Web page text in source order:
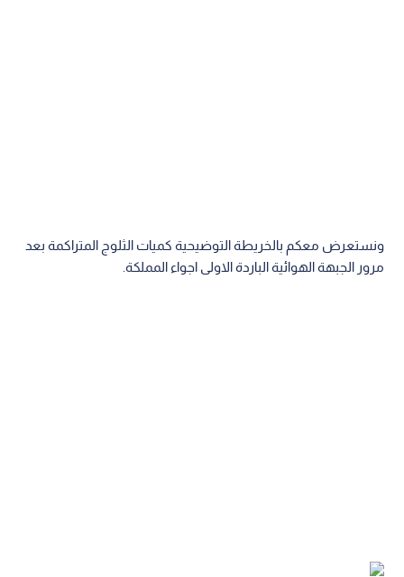
ونستعرض معكم بالخريطة التوضيحية كميات الثلوج المتراكمة بعد
مرور الجبهة الهوائية الباردة الاولى اجواء المملكة.